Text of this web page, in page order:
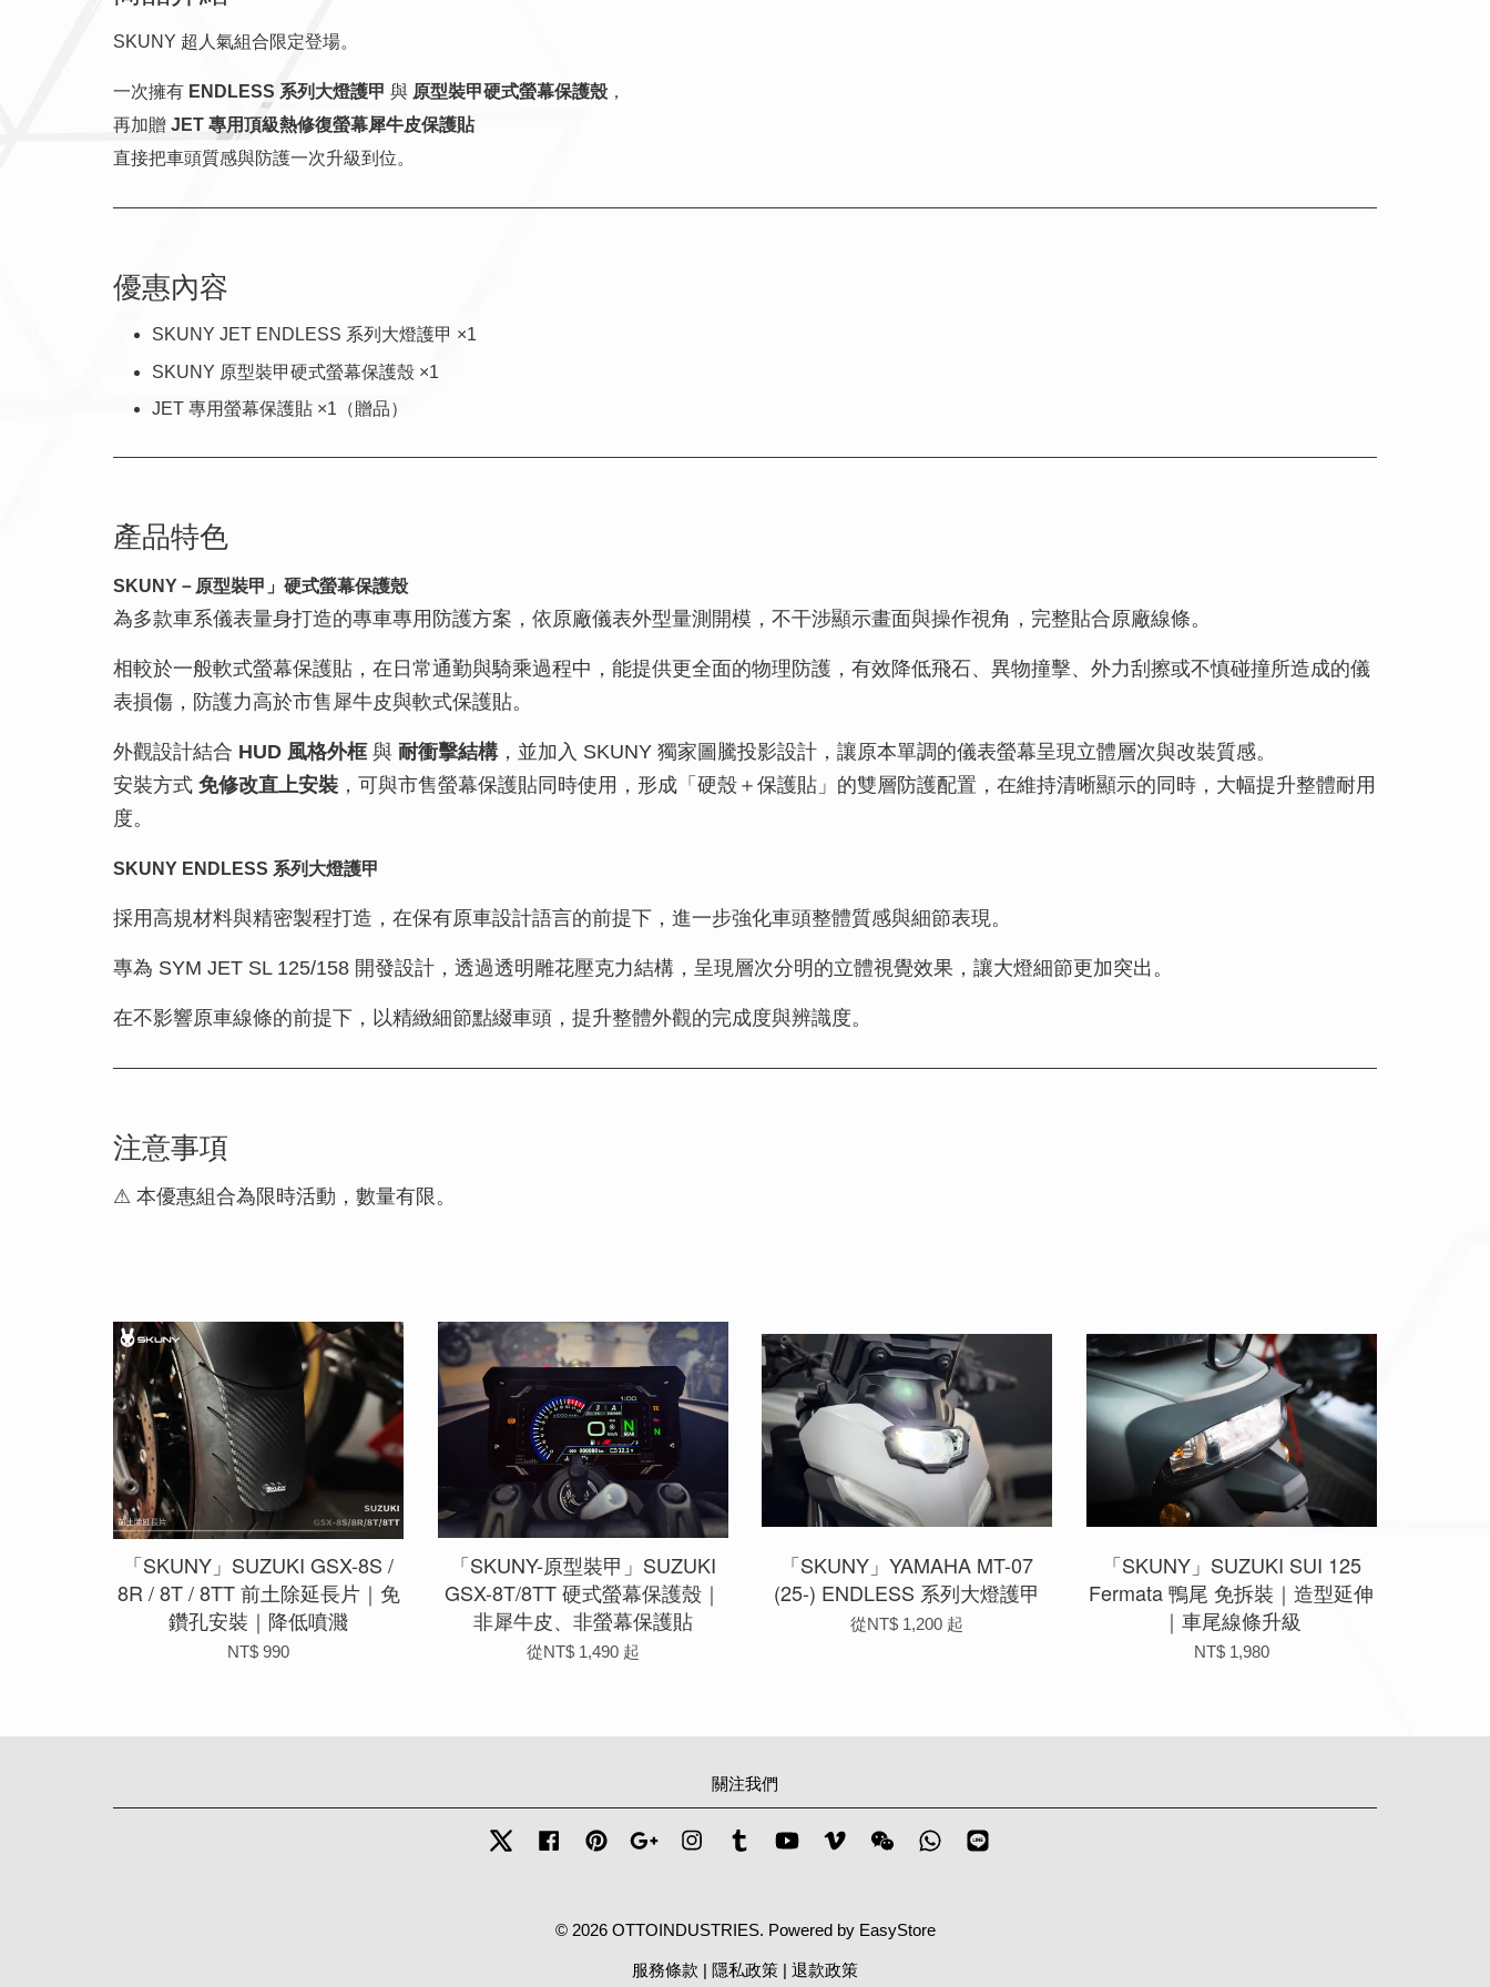
SKUNY 超人氣組合限定登場。
一次擁有 ENDLESS 系列大燈護甲 與 原型裝甲硬式螢幕保護殼，
再加贈 JET 專用頂級熱修復螢幕犀牛皮保護貼
直接把車頭質感與防護一次升級到位。
優惠內容
SKUNY JET ENDLESS 系列大燈護甲 ×1
SKUNY 原型裝甲硬式螢幕保護殼 ×1
JET 專用螢幕保護貼 ×1（贈品）
產品特色
SKUNY－原型裝甲」硬式螢幕保護殼
為多款車系儀表量身打造的專車專用防護方案，依原廠儀表外型量測開模，不干涉顯示畫面與操作視角，完整貼合原廠線條。
相較於一般軟式螢幕保護貼，在日常通勤與騎乘過程中，能提供更全面的物理防護，有效降低飛石、異物撞擊、外力刮擦或不慎碰撞所造成的儀
表損傷，防護力高於市售犀牛皮與軟式保護貼。
外觀設計結合 HUD 風格外框與 耐衝擊結構，並加入 SKUNY 獨家圖騰投影設計，讓原本單調的儀表螢幕呈現立體層次與改裝質感。
安裝方式 免修改直上安裝 ，可與市售螢幕保護貼同時使用，形成「硬殼＋保護貼」的雙層防護配置，在維持清晰顯示的同時，大幅提升整體耐用
度。
SKUNY ENDLESS 系列大燈護甲
採用高規材料與精密製程打造，在保有原車設計語言的前提下，進一步強化車頭整體質感與細節表現。
專為 SYM JET SL 125/158 開發設計，透過透明雕花壓克力結構，呈現層次分明的立體視覺效果，讓大燈細節更加突出。
在不影響原車線條的前提下，以精緻細節點綴車頭，提升整體外觀的完成度與辨識度。
注意事項
⚠ 本優惠組合為限時活動，數量有限。
「SKUNY」SUZUKI GSX-8S /
8R / 8T / 8TT 前土除延長片｜免
鑽孔安裝｜降低噴濺
NT$ 990
「SKUNY-原型裝甲」SUZUKI
GSX-8T/8TT 硬式螢幕保護殼｜
非犀牛皮、非螢幕保護貼
從NT$ 1,490 起
「SKUNY」YAMAHA MT-07
(25-) ENDLESS 系列大燈護甲
從NT$ 1,200 起
「SKUNY」SUZUKI SUI 125
Fermata 鴨尾 免拆裝｜造型延伸
｜車尾線條升級
NT$ 1,980
關注我們
Twitter FacebookPinterestGoogle InstagramTumblr YouTubeVimeo Wechat Whatsapp
© 2026 OTTOINDUSTRIES. Powered by EasyStore
服務條款 | 隱私政策 | 退款政策